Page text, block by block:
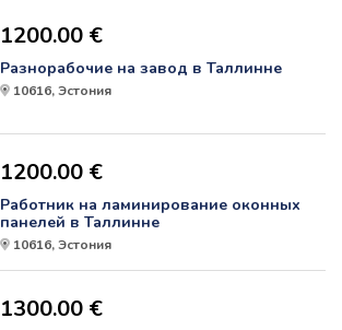
1200.00 €
Разнорабочие на завод в Таллинне
10616, Эстония
1200.00 €
Работник на ламинирование оконных
панелей в Таллинне
10616, Эстония
1300.00 €